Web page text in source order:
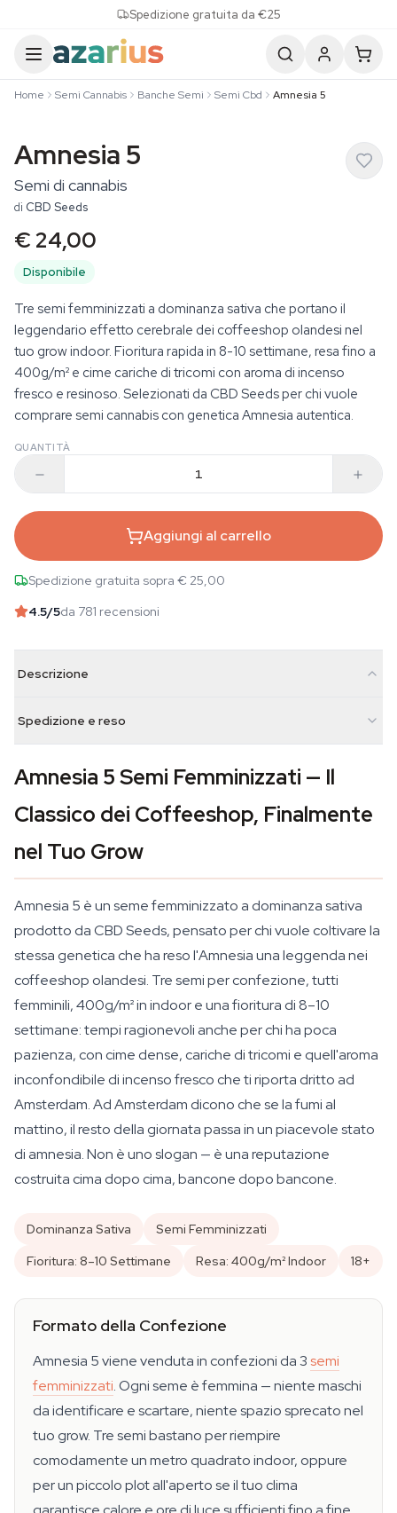
Spedizione gratuita da €25
Home Semi Cannabis Banche Semi Semi Cbd Amnesia 5
Amnesia 5
Semi di cannabis
di CBD Seeds
€ 24,00
Disponibile
Tre semi femminizzati a dominanza sativa che portano il
leggendario effetto cerebrale dei coffeeshop olandesi nel
tuo grow indoor. Fioritura rapida in 8-10 settimane, resa fino a
400g/m² e cime cariche di tricomi con aroma di incenso
fresco e resinoso. Selezionati da CBD Seeds per chi vuole
comprare semi cannabis con genetica Amnesia autentica.
QUANTITÀ
Aggiungi al carrello
Spedizione gratuita sopra € 25,00
4.5/5da 781 recensioni
Descrizione
Spedizione e reso
Amnesia 5 Semi Femminizzati — Il
Classico dei Coffeeshop, Finalmente
nel Tuo Grow
Amnesia 5 è un seme femminizzato a dominanza sativa
prodotto da CBD Seeds, pensato per chi vuole coltivare la
stessa genetica che ha reso l'Amnesia una leggenda nei
coffeeshop olandesi. Tre semi per confezione, tutti
femminili, 400g/m² in indoor e una fioritura di 8–10
settimane: tempi ragionevoli anche per chi ha poca
pazienza, con cime dense, cariche di tricomi e quell'aroma
inconfondibile di incenso fresco che ti riporta dritto ad
Amsterdam. Ad Amsterdam dicono che se la fumi al
mattino, il resto della giornata passa in un piacevole stato
di amnesia. Non è uno slogan — è una reputazione
costruita cima dopo cima, bancone dopo bancone.
Dominanza Sativa
Semi Femminizzati
Fioritura: 8–10 Settimane
Resa: 400g/m² Indoor 18+
Formato della Confezione
Amnesia 5 viene venduta in confezioni da 3semi
femminizzati. Ogni seme è femmina — niente maschi
da identificare e scartare, niente spazio sprecato nel
tuo grow. Tre semi bastano per riempire
comodamente un metro quadrato indoor, oppure
per un piccolo plot all'aperto se il tuo clima